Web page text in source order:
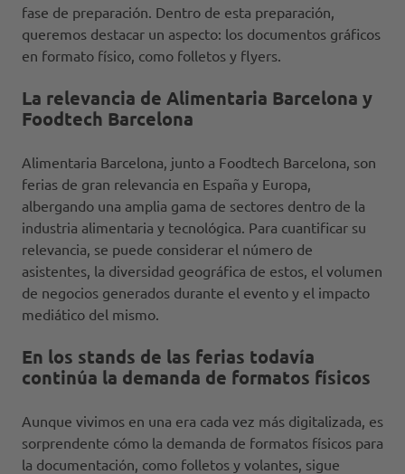
fase de preparación. Dentro de esta preparación,
queremos destacar un aspecto: los documentos gráficos
en formato físico, como folletos y flyers.
La relevancia de Alimentaria Barcelona y
Foodtech Barcelona
Alimentaria Barcelona, junto a Foodtech Barcelona, son
ferias de gran relevancia en España y Europa,
albergando una amplia gama de sectores dentro de la
industria alimentaria y tecnológica. Para cuantificar su
relevancia, se puede considerar el número de
asistentes, la diversidad geográfica de estos, el volumen
de negocios generados durante el evento y el impacto
mediático del mismo.
En los stands de las ferias todavía
continúa la demanda de formatos físicos
Aunque vivimos en una era cada vez más digitalizada, es
sorprendente cómo la demanda de formatos físicos para
la documentación, como folletos y volantes, sigue